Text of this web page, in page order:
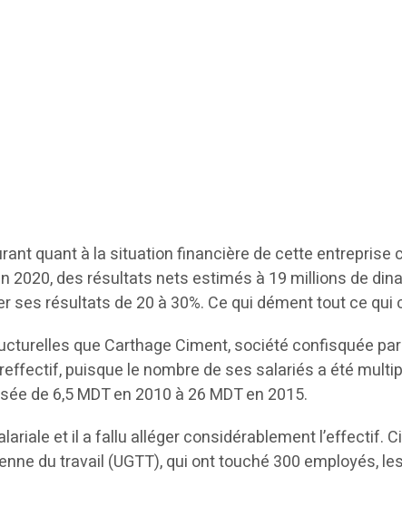
quant à la situation financière de cette entreprise
2020, des résultats nets estimés à 19 millions de
ses résultats de 20 à 30%. Ce qui dément tout ce
que Carthage Ciment, société confisquée par
puisque le nombre de ses salariés a été
de 6,5 MDT en 2010 à 26 MDT en 2015.
et il a fallu alléger considérablement l’effectif.
du travail (UGTT), qui ont touché 300 employés,